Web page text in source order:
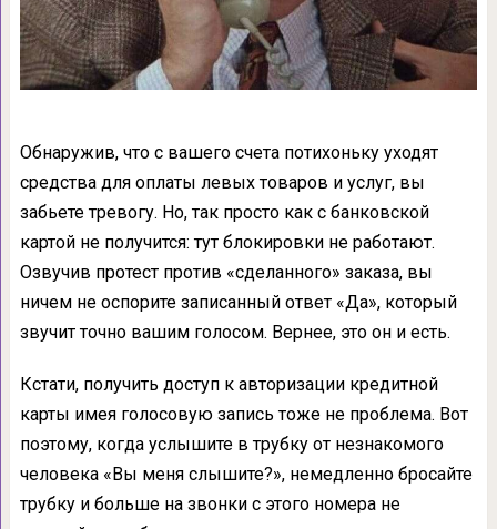
Обнаружив, что с вашего счета потихоньку уходят
средства для оплаты левых товаров и услуг, вы
забьете тревогу. Но, так просто как с банковской
картой не получится: тут блокировки не работают.
Озвучив протест против «сделанного» заказа, вы
ничем не оспорите записанный ответ «Да», который
звучит точно вашим голосом. Вернее, это он и есть.
Кстати, получить доступ к авторизации кредитной
карты имея голосовую запись тоже не проблема. Вот
поэтому, когда услышите в трубку от незнакомого
человека «Вы меня слышите?», немедленно бросайте
трубку и больше на звонки с этого номера не